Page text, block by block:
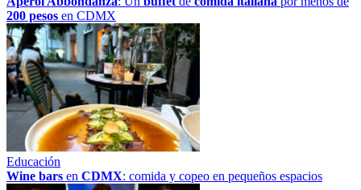
200 pesos en CDMX
Educación
Wine bars en CDMX: comida y copeo en pequeños espacios